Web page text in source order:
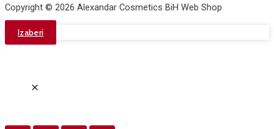
Copyright © 2026 Alexandar Cosmetics BiH Web Shop
Izaberi